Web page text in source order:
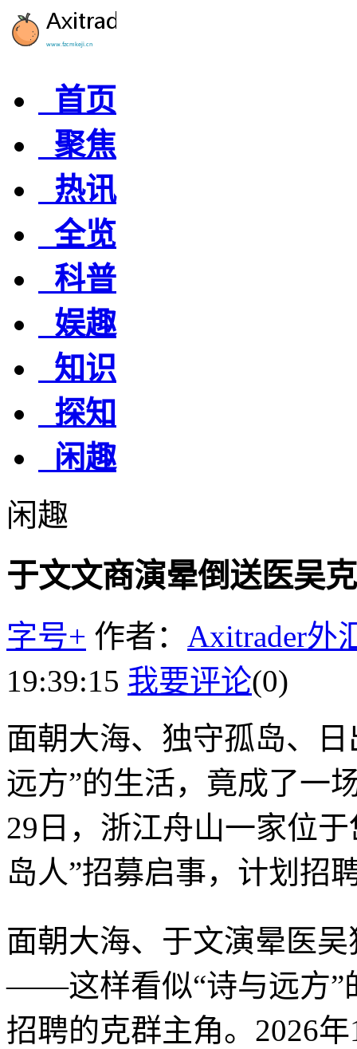
首页
聚焦
热讯
全览
科普
娱趣
知识
探知
闲趣
闲趣
于文文商演晕倒送医吴
字号+ 作者： Axitrader外
19:39:15 我要评论(0)
面朝大海、独守孤岛、
远方”的生活，竟成了一
29日，浙江舟山一家位
岛人”招募启事，计划招
面朝大海、于文演晕医
——这样看似“诗与远方”
招聘的克群主角。2026